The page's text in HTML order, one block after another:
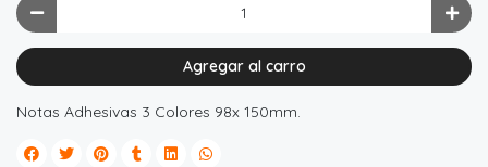
Agregar al carro
Notas Adhesivas 3 Colores 98x 150mm.